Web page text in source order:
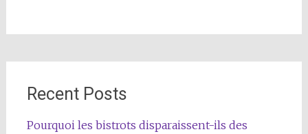
Recent Posts
Pourquoi les bistrots disparaissent-ils des